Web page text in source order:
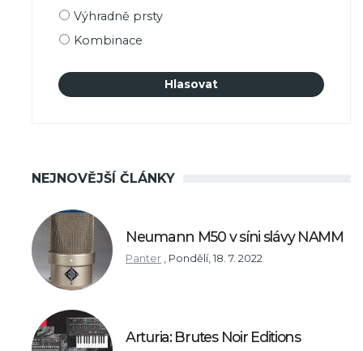
Výhradně prsty
Kombinace
NEJNOVĚJŠÍ ČLÁNKY
Neumann M50 v síni slávy NAMM
Panter , Pondělí, 18. 7. 2022
Arturia: Brutes Noir Editions